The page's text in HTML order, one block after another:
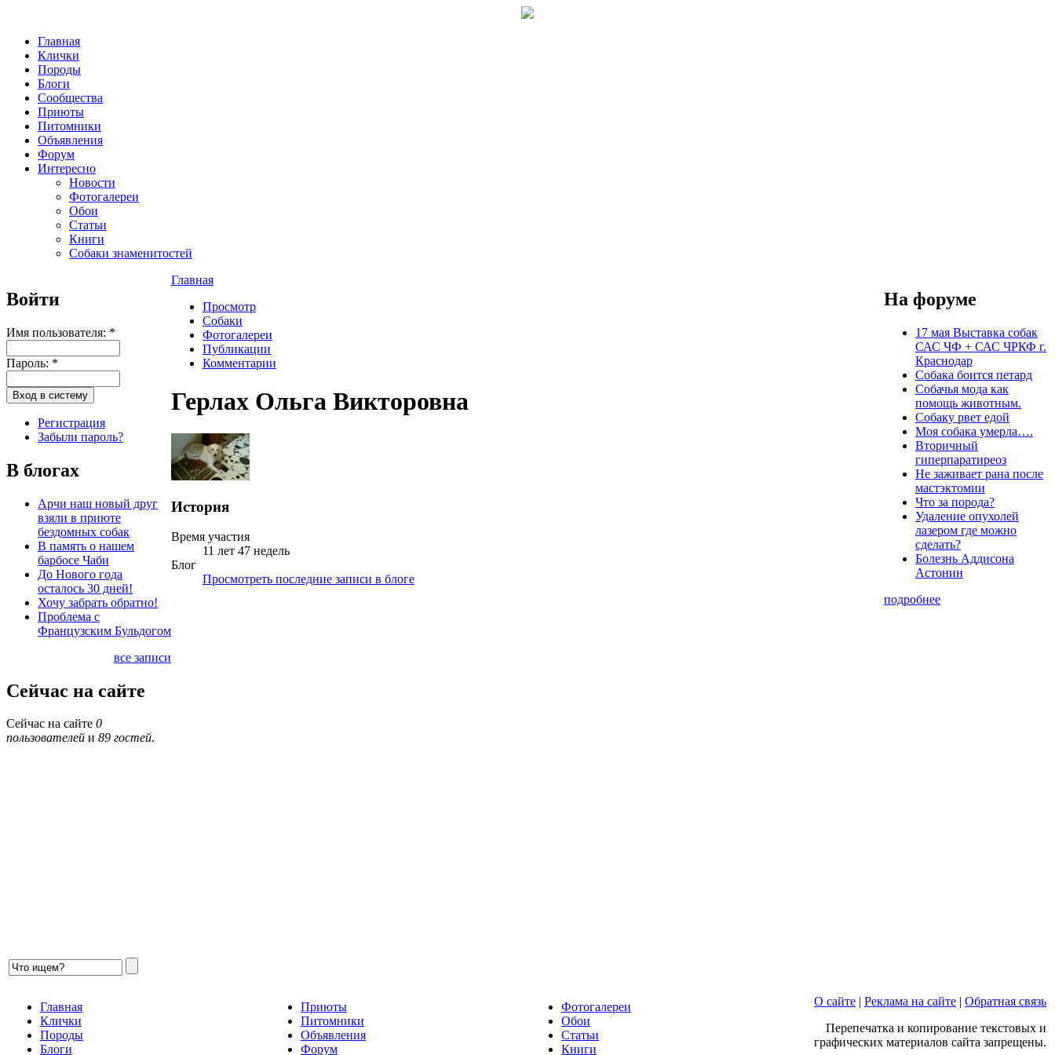
Главная
Клички
Породы
Блоги
Сообщества
Приюты
Питомники
Объявления
Форум
Интересно
Новости
Фотогалереи
Обои
Статьи
Книги
Собаки знаменитостей
Войти
Имя пользователя: *
Пароль: *
Регистрация
Забыли пароль?
В блогах
Арчи наш новый друг
взяли в приюте
бездомных собак
В память о нашем
барбосе Чаби
До Нового года
осталось 30 дней!
Хочу забрать обратно!
Проблема с
Французским Бульдогом
все записи
Сейчас на сайте
Сейчас на сайте 0
пользователей и 89 гостей.
Главная
Просмотр
Собаки
Фотогалереи
Публикации
Комментарии
Герлах Ольга Викторовна
История
Время участия
11 лет 47 недель
Блог
Просмотреть последние записи в блоге
На форуме
17 мая Выставка собак
САС ЧФ + САС ЧРКФ г.
Краснодар
Собака боится петард
Собачья мода как
помощь животным.
Собаку рвет едой
Моя собака умерла….
Вторичный
гиперпаратиреоз
Не заживает рана после
мастэктомии
Что за порода?
Удаление опухолей
лазером где можно
сделать?
Болезнь Аддисона
Астонин
подробнее
Главная
Клички
Породы
Блоги
Приюты
Питомники
Объявления
Форум
Фотогалереи
Обои
Статьи
Книги
О сайте | Реклама на сайте | Обратная связь
Перепечатка и копирование текстовых и
графических материалов сайта запрещены.